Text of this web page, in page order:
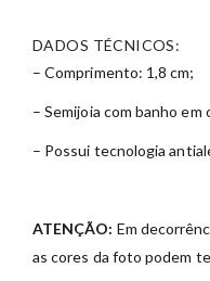
DADOS TÉCNICOS:
– Comprimento: 1,8 cm;
– Semijoia com banho em
– Possui tecnologia
ATENÇÃO: Em
as cores da foto podem